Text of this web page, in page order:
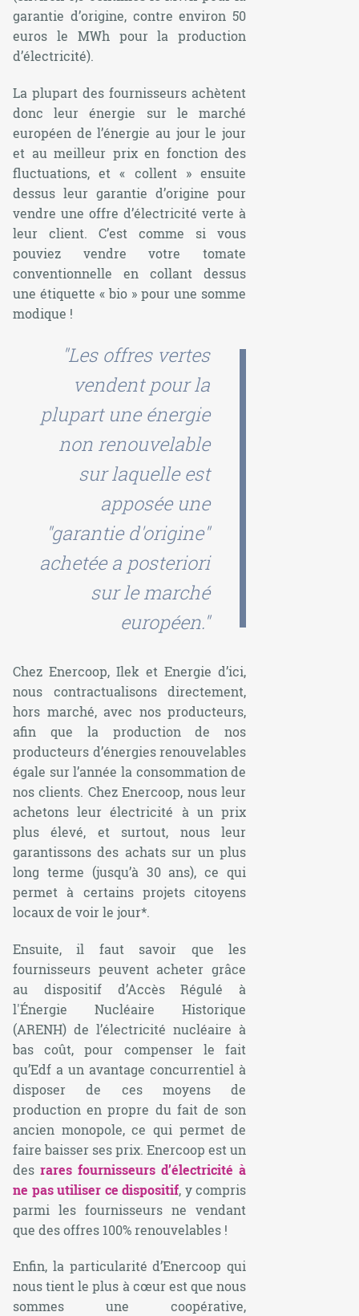
garantie d’origine, contre environ 50
euros le MWh pour la production
d’électricité).
La plupart des fournisseurs achètent
donc leur énergie sur le marché
européen de l’énergie au jour le jour
et au meilleur prix en fonction des
fluctuations, et « collent » ensuite
dessus leur garantie d’origine pour
vendre une offre d’électricité verte à
leur client. C’est comme si vous
pouviez vendre votre tomate
conventionnelle en collant dessus
une étiquette « bio » pour une somme
modique !
"Les offres vertes
vendent pour la
plupart une énergie
non renouvelable
sur laquelle est
apposée une
"garantie d'origine"
achetée a posteriori
sur le marché
européen."
Chez Enercoop, Ilek et Energie d’ici,
nous contractualisons directement,
hors marché, avec nos producteurs,
afin que la production de nos
producteurs d’énergies renouvelables
égale sur l’année la consommation de
nos clients. Chez Enercoop, nous leur
achetons leur électricité à un prix
plus élevé, et surtout, nous leur
garantissons des achats sur un plus
long terme (jusqu’à 30 ans), ce qui
permet à certains projets citoyens
locaux de voir le jour*.
Ensuite, il faut savoir que les
fournisseurs peuvent acheter grâce
au dispositif d’Accès Régulé à
l'Énergie Nucléaire Historique
(ARENH) de l’électricité nucléaire à
bas coût, pour compenser le fait
qu’Edf a un avantage concurrentiel à
disposer de ces moyens de
production en propre du fait de son
ancien monopole, ce qui permet de
faire baisser ses prix. Enercoop est un
desrares fournisseurs d’électricité à
ne pas utiliser ce dispositif, y compris
parmi les fournisseurs ne vendant
que des offres 100% renouvelables !
Enfin, la particularité d’Enercoop qui
nous tient le plus à cœur est que nous
sommes une coopérative,